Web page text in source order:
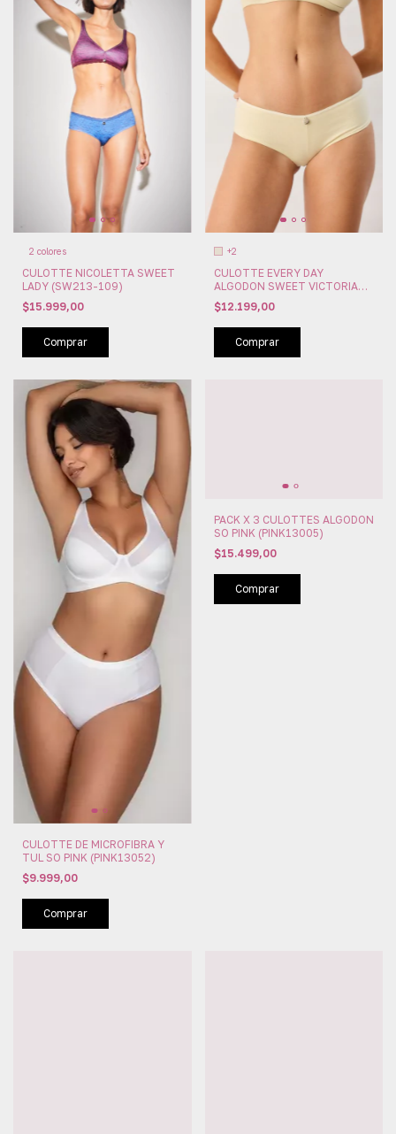
2 colores
CULOTTE NICOLETTA SWEET
LADY (SW213-109)
$15.999,00
Comprar
+2
CULOTTE EVERY DAY
ALGODON SWEET VICTORIAN
(SW113-09)
$12.199,00
Comprar
CULOTTE DE MICROFIBRA Y
TUL SO PINK (PINK13052)
$9.999,00
Comprar
PACK X 3 CULOTTES ALGODON
SO PINK (PINK13005)
$15.499,00
Comprar